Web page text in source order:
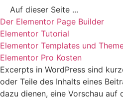
Auf dieser Seite ...
Der Elementor Page Builder
Elementor Tutorial
Elementor Templates und
Elementor Pro Kosten
Excerpts in WordPress sind
oder Teile des Inhalts eines
dazu dienen, eine Vorschau auf